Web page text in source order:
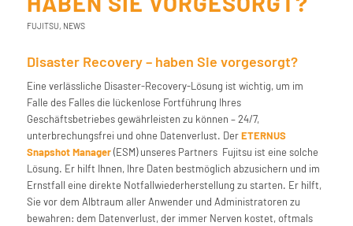
FUJITSU, NEWS
Disaster Recovery – haben Sie vorgesorgt?
Eine verlässliche Disaster-Recovery-Lösung ist wichtig, um im
Falle des Falles die lückenlose Fortführung Ihres
Geschäftsbetriebes gewährleisten zu können – 24/7,
unterbrechungsfrei und ohne Datenverlust. DerETERNUS
Snapshot Manager(ESM) unseres Partners Fujitsu ist eine solche
Lösung. Er hilft Ihnen, Ihre Daten bestmöglich abzusichern und im
Ernstfall eine direkte Notfallwiederherstellung zu starten. Er hilft,
Sie vor dem Albtraum aller Anwender und Administratoren zu
bewahren: dem Datenverlust, der immer Nerven kostet, oftmals